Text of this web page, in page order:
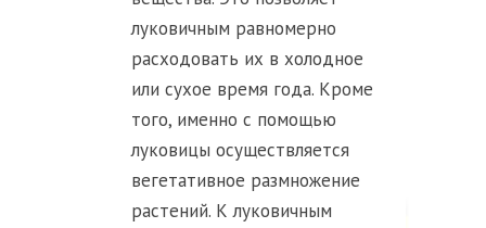
луковичным равномерно
расходовать их в холодное
или сухое время года. Кроме
того, именно с помощью
луковицы осуществляется
вегетативное размножение
растений. К луковичным